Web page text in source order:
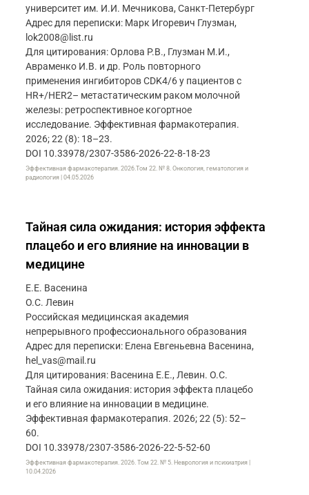
университет им. И.И. Мечникова, Санкт-Петербург
Адрес для переписки: Марк Игоревич Глузман,
lok2008@list.ru
Для цитирования: Орлова Р.В., Глузман М.И.,
Авраменко И.В. и др. Роль повторного
применения ингибиторов CDK4/6 у пациентов с
HR+/HER2– метастатическим раком молочной
железы: ретроспективное когортное
исследование. Эффективная фармакотерапия.
2026; 22 (8): 18–23.
DOI 10.33978/2307-3586-2026-22-8-18-23
Эффективная фармакотерапия. 2026.Том 22. № 8. Онкология, гематология и
радиология | 04.05.2026
Тайная сила ожидания: история эффекта
плацебо и его влияние на инновации в
медицине
Е.Е. Васенина
О.С. Левин
Российская медицинская академия
непрерывного профессионального образования
Адрес для переписки: Елена Евгеньевна Васенина,
hel_vas@mail.ru
Для цитирования: Васенина Е.Е., Левин. О.С.
Тайная сила ожидания: история эффекта плацебо
и его влияние на инновации в медицине.
Эффективная фармакотерапия. 2026; 22 (5): 52–
60.
DOI 10.33978/2307-3586-2026-22-5-52-60
Эффективная фармакотерапия. 2026. Том 22. № 5. Неврология и психиатрия |
10.04.2026